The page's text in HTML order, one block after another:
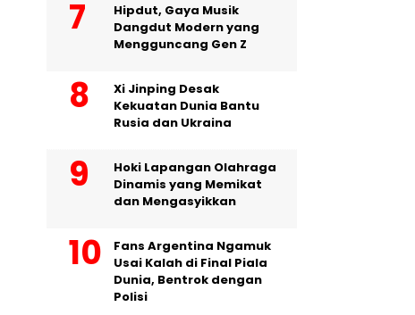
Hipdut, Gaya Musik
Dangdut Modern yang
Mengguncang Gen Z
Xi Jinping Desak
Kekuatan Dunia Bantu
Rusia dan Ukraina
Hoki Lapangan Olahraga
Dinamis yang Memikat
dan Mengasyikkan
Fans Argentina Ngamuk
Usai Kalah di Final Piala
Dunia, Bentrok dengan
Polisi